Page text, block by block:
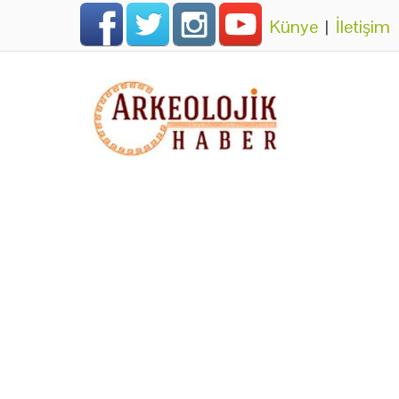
Künye | İletişim